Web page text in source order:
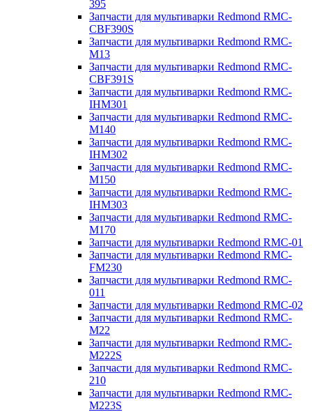
395
Запчасти для мультиварки Redmond RMC-
CBF390S
Запчасти для мультиварки Redmond RMC-
M13
Запчасти для мультиварки Redmond RMC-
CBF391S
Запчасти для мультиварки Redmond RMC-
IHM301
Запчасти для мультиварки Redmond RMC-
M140
Запчасти для мультиварки Redmond RMC-
IHM302
Запчасти для мультиварки Redmond RMC-
M150
Запчасти для мультиварки Redmond RMC-
IHM303
Запчасти для мультиварки Redmond RMC-
M170
Запчасти для мультиварки Redmond RMC-01
Запчасти для мультиварки Redmond RMC-
FM230
Запчасти для мультиварки Redmond RMC-
011
Запчасти для мультиварки Redmond RMC-02
Запчасти для мультиварки Redmond RMC-
M22
Запчасти для мультиварки Redmond RMC-
M222S
Запчасти для мультиварки Redmond RMC-
210
Запчасти для мультиварки Redmond RMC-
M223S